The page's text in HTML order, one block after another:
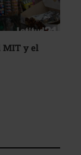
MIT y el